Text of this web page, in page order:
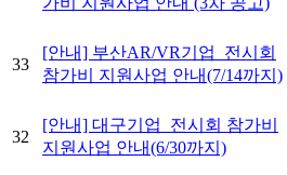
33
[안내] 부산AR/VR기업_전시회
참가비 지원사업 안내(7/14까지)
32
[안내] 대구기업_전시회 참가비
지원사업 안내(6/30까지)